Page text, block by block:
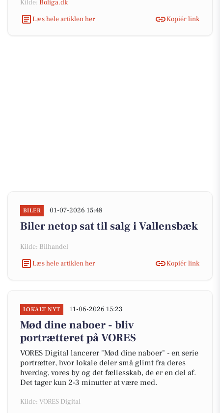
Kilde: Boliga.dk
Læs hele artiklen her
Kopiér link
BILER 01-07-2026 15:48
Biler netop sat til salg i Vallensbæk
Kilde: Bilhandel
Læs hele artiklen her
Kopiér link
LOKALT NYT 11-06-2026 15:23
Mød dine naboer - bliv
portrætteret på VORES
VORES Digital lancerer "Mød dine naboer" - en serie
portrætter, hvor lokale deler små glimt fra deres
hverdag, vores by og det fællesskab, de er en del af.
Det tager kun 2-3 minutter at være med.
Kilde: VORES Digital